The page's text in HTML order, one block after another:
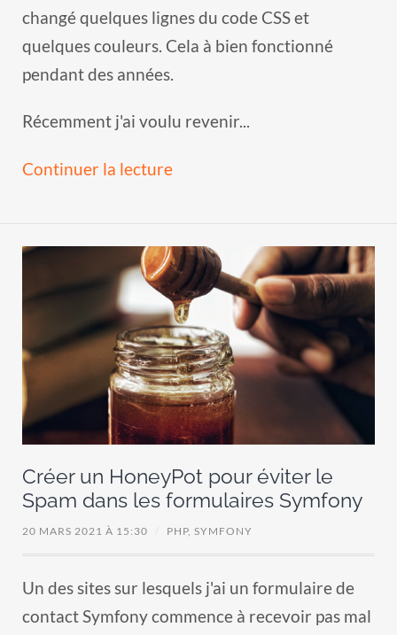
changé quelques lignes du code CSS et
quelques couleurs. Cela à bien fonctionné
pendant des années.
Récemment j'ai voulu revenir...
Continuer la lecture
Créer un HoneyPot pour éviter le
Spam dans les formulaires Symfony
20 MARS 2021 À 15:30 PHP, SYMFONY
Un des sites sur lesquels j'ai un formulaire de
contact Symfony commence à recevoir pas mal